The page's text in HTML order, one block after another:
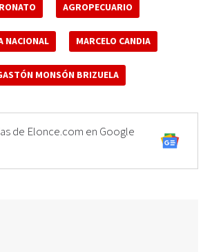
AGROPECUARIO
NACIONAL MARCELO CANDIA
MONSÓN BRIZUELA
de Elonce.com en Google